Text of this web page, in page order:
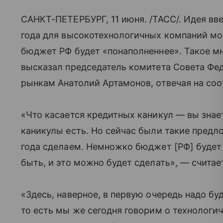
САНКТ-ПЕТЕРБУРГ, 11 июня. /ТАСС/. Идея
года для высокотехнологичных компаний
бюджет РФ будет «понаполненнее». Такое
высказал председатель комитета Совета
рынкам Анатолий Артамонов, отвечая на
«Что касается кредитных каникул — вы
каникулы есть. Но сейчас были такие
года сделаем. Немножко бюджет [РФ]
быть, и это можно будет сделать», —
«Здесь, наверное, в первую очередь надо
то есть мы же сегодня говорим о